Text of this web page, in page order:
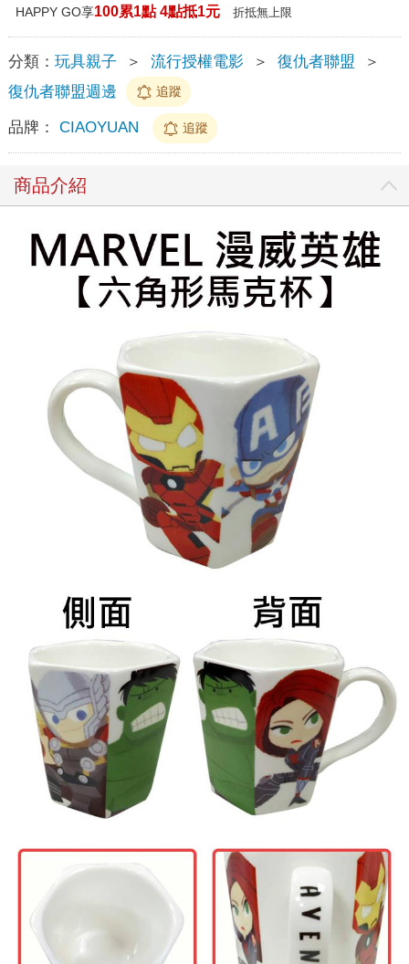
HAPPY GO享100累1點 4點抵1元 折抵無上限
分類： 玩具親子 ＞ 流行授權電影 ＞ 復仇者聯盟
＞
復仇者聯盟週邊
追蹤
品牌： CIAOYUAN 追蹤
商品介紹